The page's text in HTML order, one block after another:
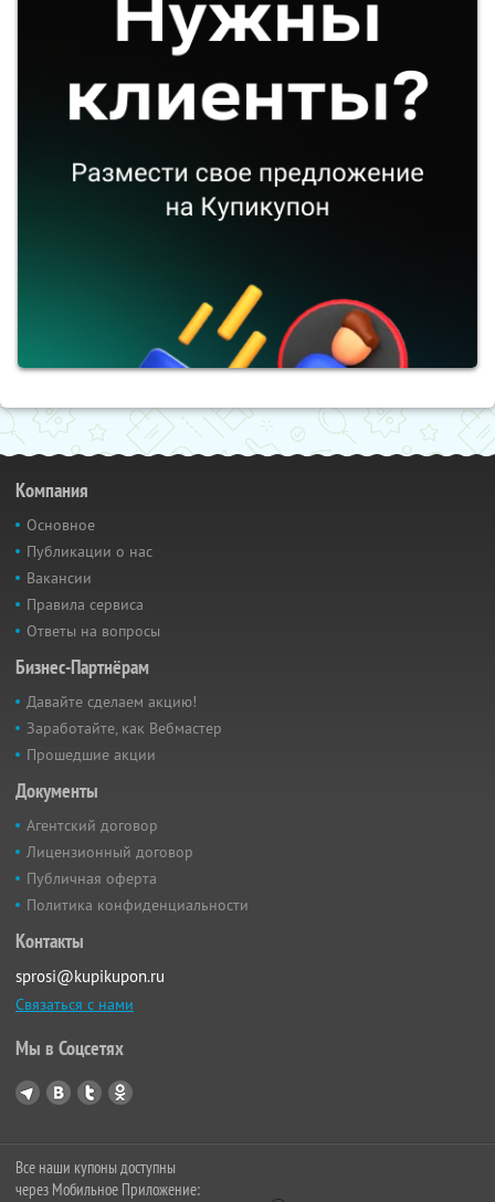
Компания
Основное
Публикации о нас
Вакансии
Правила сервиса
Ответы на вопросы
Бизнес-Партнёрам
Давайте сделаем акцию!
Заработайте, как Вебмастер
Прошедшие акции
Документы
Агентский договор
Лицензионный договор
Публичная оферта
Политика конфиденциальности
Контакты
sprosi@kupikupon.ru
Связаться с нами
Мы в Соцсетях
Все наши купоны доступны
через Мобильное Приложение: